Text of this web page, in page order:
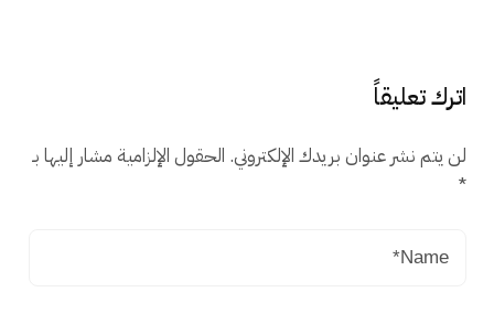
اترك تعليقاً
لن يتم نشر عنوان بريدك الإلكتروني. الحقول الإلزامية مشار إليها بـ
*